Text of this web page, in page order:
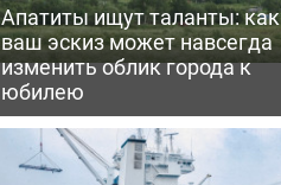
Апатиты ищут таланты: как
ваш эскиз может навсегда
изменить облик города к
юбилею